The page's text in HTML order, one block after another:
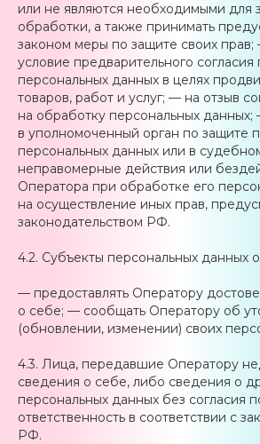
или не являются необходимыми для
обработки, а также принимать
законом меры по защите своих прав;
условие предварительного
персональных данных в целях
товаров, работ и услуг; — на отзыв
на обработку персональных
в уполномоченный орган по защите
персональных данных или в
неправомерные действия или
Оператора при обработке его
на осуществление иных прав,
законодательством РФ.
4.2. Субъекты персональных данных
— предоставлять Оператору
о себе; — сообщать Оператору об
(обновлении, изменении) своих
4.3. Лица, передавшие Оператору
сведения о себе, либо сведения о
персональных данных без согласия
ответственность в соответствии с
РФ.